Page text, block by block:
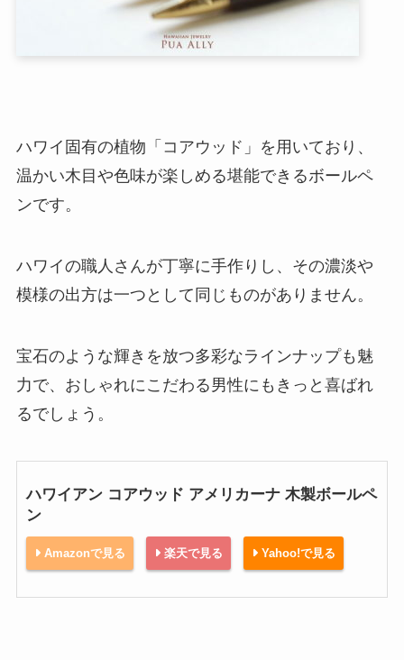
ハワイ固有の植物「コアウッド」を用いており、
温かい木目や色味が楽しめる堪能できるボールペ
ンです。
ハワイの職人さんが丁寧に手作りし、その濃淡や
模様の出方は一つとして同じものがありません。
宝石のような輝きを放つ多彩なラインナップも魅
力で、おしゃれにこだわる男性にもきっと喜ばれ
るでしょう。
ハワイアン コアウッド アメリカーナ 木製ボールペ
ン
Amazonで見る 楽天で見る Yahoo!で見る